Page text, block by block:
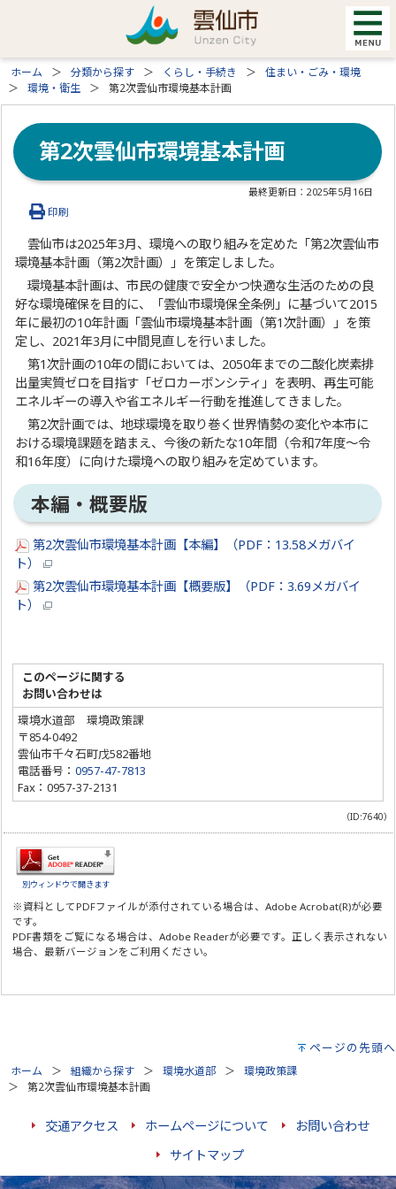
ホーム 分類から探す くらし・手続き
住まい・ごみ・環境
環境・衛生
第2次雲仙市環境基本計画
第2次雲仙市環境基本計画
最終更新日：2025年5月16日
印刷
雲仙市は2025年3月、環境への取り組みを定めた「第2次雲仙市
環境基本計画（第2次計画）」を策定しました。
環境基本計画は、市民の健康で安全かつ快適な生活のための良
好な環境確保を目的に、「雲仙市環境保全条例」に基づいて2015
年に最初の10年計画「雲仙市環境基本計画（第1次計画）」を策
定し、2021年3月に中間見直しを行いました。
第1次計画の10年の間においては、2050年までの二酸化炭素排
出量実質ゼロを目指す「ゼロカーボンシティ」を表明、再生可能
エネルギーの導入や省エネルギー行動を推進してきました。
第2次計画では、地球環境を取り巻く世界情勢の変化や本市に
おける環境課題を踏まえ、今後の新たな10年間（令和7年度～令
和16年度）に向けた環境への取り組みを定めています。
本編・概要版
第2次雲仙市環境基本計画【本編】（PDF：13.58メガバイ
ト）
第2次雲仙市環境基本計画【概要版】（PDF：3.69メガバイ
ト）
このページに関する
お問い合わせは
環境水道部 環境政策課
〒854-0492
雲仙市千々石町戊582番地
電話番号：0957-47-7813
Fax：0957-37-2131
（ID:7640）
別ウィンドウで開きます
※資料としてPDFファイルが添付されている場合は、Adobe Acrobat(R)が必要
です。
PDF書類をご覧になる場合は、Adobe Readerが必要です。正しく表示されない
場合、最新バージョンをご利用ください。
ページの先頭へ
ホーム 組織から探す 環境水道部
環境政策課
第2次雲仙市環境基本計画
交通アクセス ホームページについて
お問い合わせ
サイトマップ